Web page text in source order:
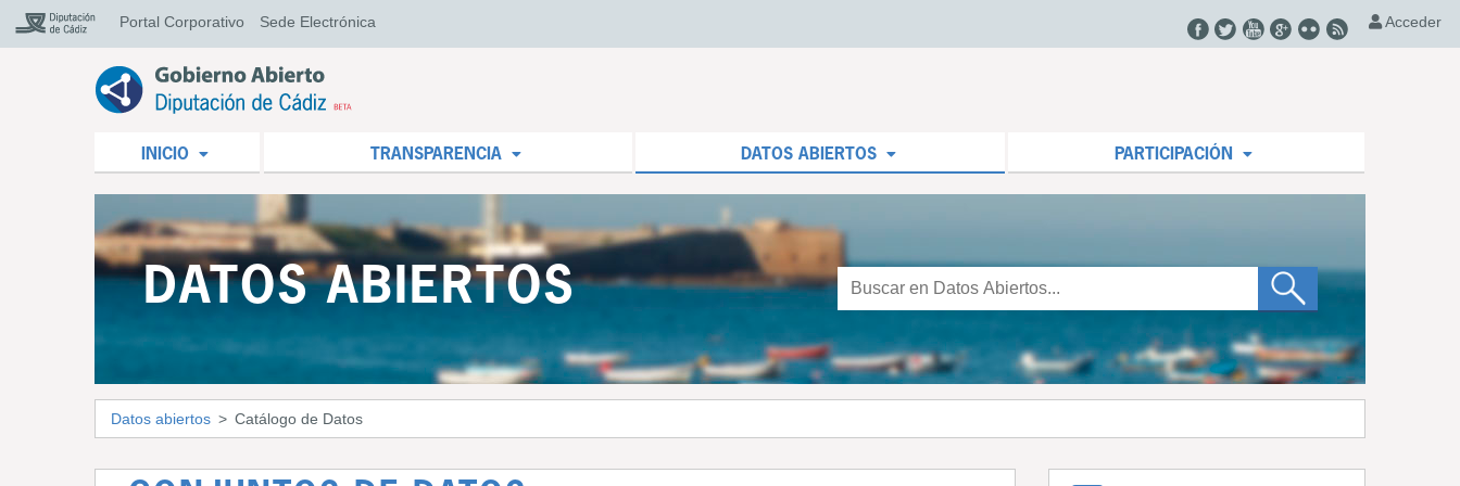
Portal Corporativo Sede Electrónica Acceder
INICIO TRANSPARENCIA DATOS ABIERTOS PARTICIPACIÓN
DATOS ABIERTOS
Datos abiertos Catálogo de Datos